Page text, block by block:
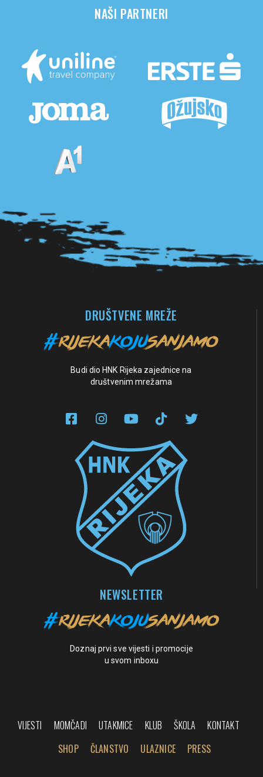
NAŠI PARTNERI
DRUŠTVENE MREŽE
Budi dio HNK Rijeka zajednice na
društvenim mrežama
NEWSLETTER
Doznaj prvi sve vijesti i promocije
u svom inboxu
VIJESTI MOMČADI UTAKMICE KLUB ŠKOLA
KONTAKT
SHOP
ČLANSTVO ULAZNICE PRESS